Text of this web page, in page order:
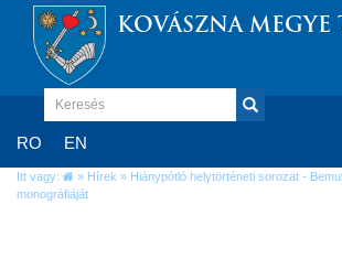
KOVÁSZNA MEGYE
RO EN
Itt vagy: » Hírek » Hiánypótló helytörténeti sorozat -
monográfiáját